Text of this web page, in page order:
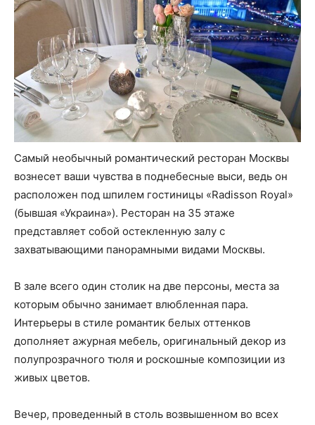
Самый необычный романтический ресторан Москвы
вознесет ваши чувства в поднебесные выси, ведь он
расположен под шпилем гостиницы «Radisson Royal»
(бывшая «Украина»). Ресторан на 35 этаже
представляет собой остекленную залу с
захватывающими панорамными видами Москвы.
В зале всего один столик на две персоны, места за
которым обычно занимает влюбленная пара.
Интерьеры в стиле романтик белых оттенков
дополняет ажурная мебель, оригинальный декор из
полупрозрачного тюля и роскошные композиции из
живых цветов.
Вечер, проведенный в столь возвышенном во всех